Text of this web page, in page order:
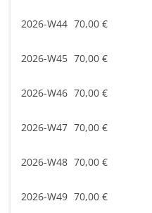
2026-W44 70,00 €
2026-W45 70,00 €
2026-W46 70,00 €
2026-W47 70,00 €
2026-W48 70,00 €
2026-W49 70,00 €